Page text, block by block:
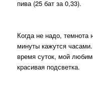
пива (25 бат за 0,33).
Когда не надо, темнота
минуты кажутся
время суток, мой
красивая подсветка.